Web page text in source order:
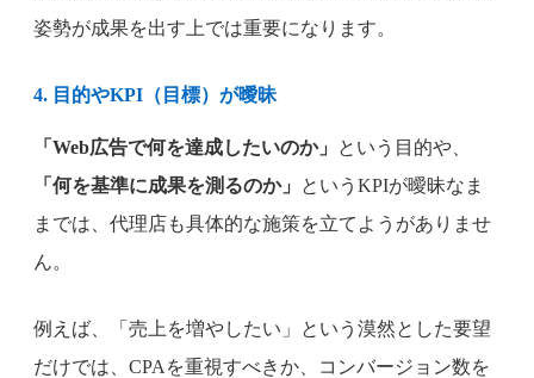
姿勢が成果を出す上では重要になります。
4. 目的やKPI（目標）が曖昧
「Web広告で何を達成したいのか」
という目的や、
「何を基準に成果を測るのか」
というKPIが曖昧なま
までは、代理店も具体的な施策を立てようがありませ
ん。
例えば、「売上を増やしたい」という漠然とした要望
だけでは、CPAを重視すべきか、コンバージョン数を